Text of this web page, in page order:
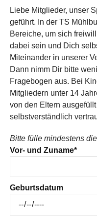
Liebe Mitglieder, unser
geführt. In der TS
Bereiche, um sich
dabei sein und Dich
Miteinander in unserer
Dann nimm Dir bitte
Fragebogen aus. Bei
Mitgliedern unter 14
von den Eltern
selbstverständlich
Bitte fülle mindestens
Vor- und Zuname*
Geburtsdatum